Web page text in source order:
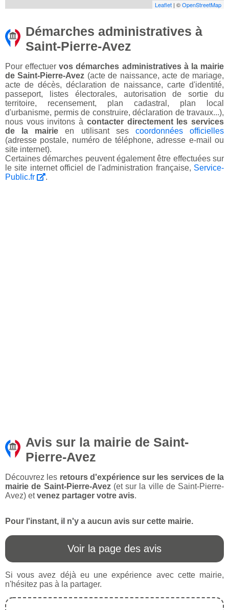
Leaflet | ©OpenStreetMap
Démarches administratives à
Saint-Pierre-Avez
Pour effectuervos démarches administratives à la mairie
de Saint-Pierre-Avez (acte de naissance, acte de mariage,
acte de décès, déclaration de naissance, carte d'identité,
passeport, listes électorales, autorisation de sortie du
territoire, recensement, plan cadastral, plan local
d'urbanisme, permis de construire, déclaration de travaux...),
nous vous invitons à contacter directement les services
de la mairie en utilisant ses coordonnées officielles
(adresse postale, numéro de téléphone, adresse e-mail ou
site internet).
Certaines démarches peuvent également être effectuées sur
le site internet officiel de l'administration française, Service-
Public.fr
.
Avis sur la mairie de Saint-
Pierre-Avez
Découvrez les retours d'expérience sur les services de la
mairie de Saint-Pierre-Avez(et sur la ville de Saint-Pierre-
Avez) etvenez partager votre avis.
Pour l'instant, il n'y a aucun avis sur cette mairie.
Voir la page des avis
Si vous avez déjà eu une expérience avec cette mairie,
n'hésitez pas à la partager.